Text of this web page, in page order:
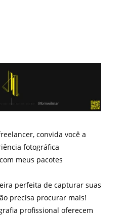
convida você a
fotográfica
meus pacotes
perfeita de capturar suas
precisa procurar mais!
profissional oferecem